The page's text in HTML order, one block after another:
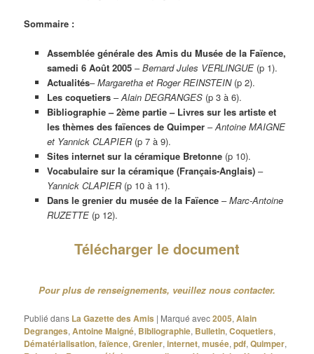
Sommaire :
Assemblée générale des Amis du Musée de la Faïence,
samedi 6 Août 2005–Bernard Jules VERLINGUE (p 1).
Actualités–Margaretha et Roger REINSTEIN (p 2).
Les coquetiers–Alain DEGRANGES(p 3 à 6).
Bibliographie – 2ème partie – Livres sur les artiste et
les thèmes des faïences de Quimper–Antoine MAIGNE
et Yannick CLAPIER(p 7 à 9).
Sites internet sur la céramique Bretonne(p 10).
Vocabulaire sur la céramique (Français-Anglais)–
Yannick CLAPIER(p 10 à 11).
Dans le grenier du musée de la Faïence–Marc-Antoine
RUZETTE(p 12).
Télécharger le document
Pour plus de renseignements, veuillez nous contacter.
Publié dans La Gazette des Amis | Marqué avec2005,Alain
Degranges,Antoine Maigné, Bibliographie, Bulletin,Coquetiers,
Dématérialisation,faïence,Grenier,internet,musée,pdf,Quimper,